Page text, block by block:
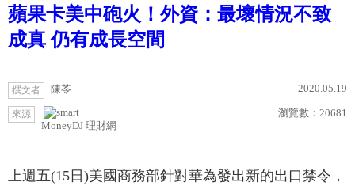
蘋果卡美中砲火！外資：最壞情況不致
成真 仍有成長空間
撰文者 陳苓 2020.05.19
來源
MoneyDJ 理財網
瀏覽數： 20681
上週五(15日)美國商務部針對華為發出新的出口禁令，